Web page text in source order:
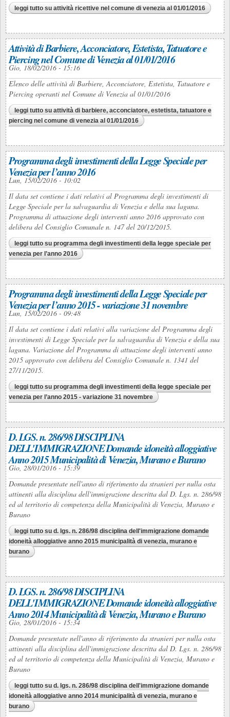
leggi tutto su attività ricettive nel comune di venezia al 01/01/2016
Attività di Barbiere, Acconciatore, Estetista, Tatuatore e
Piercing nel Comune di Venezia al 01/01/2016
Gio, 18/02/2016 - 15:16
Elenco delle attività di Barbiere, Acconciatore, Estetista, Tatuatore e
Piercing operanti nel Comune di Venezia al 01/01/2016
leggi tutto su attività di barbiere, acconciatore, estetista, tatuatore e
piercing nel comune di venezia al 01/01/2016
Programma degli investimenti della Legge Speciale per
Venezia per l’anno 2016
Lun, 15/02/2016 - 10:02
Il data set contiene i dati relativi al Programma degli investimenti di
Legge Speciale per la salvaguardia di Venezia e della sua laguna.
Programma di attuazione degli interventi anno 2016 approvato con
delibera del Consiglio Comunale n. 147 del 20/12/2015.
leggi tutto su programma degli investimenti della legge speciale per
venezia per l’anno 2016
Programma degli investimenti della Legge Speciale per
Venezia per l’anno 2015 - variazione 31 novembre
Lun, 15/02/2016 - 09:48
Il data set contiene i dati relativi alla variazione del Programma degli
investimenti di Legge Speciale per la salvaguardia di Venezia e della sua
laguna. Variazione del Programma di attuazione degli interventi anno
2015 approvato con delibera del Consiglio Comunale n. 1341 del
27/11/2015.
leggi tutto su programma degli investimenti della legge speciale per
venezia per l’anno 2015 - variazione 31 novembre
D. LGS. n. 286/98 DISCIPLINA
DELL'IMMIGRAZIONE Domande idoneità alloggiative
Anno 2015 Municipalità di Venezia, Murano e Burano
Gio, 28/01/2016 - 15:39
Domande presentate nell'anno di riferimento da stranieri per nulla osta
attinenti alla disciplina dell'immigrazione descritta dal D. Lgs. n. 286/98
ed al territorio di competenza della Municipalità di Venezia, Murano e
Burano
leggi tutto su d. lgs. n. 286/98 disciplina dell'immigrazione domande
idoneità alloggiative anno 2015 municipalità di venezia, murano e
burano
D. LGS. n. 286/98 DISCIPLINA
DELL'IMMIGRAZIONE Domande idoneità alloggiative
Anno 2014 Municipalità di Venezia, Murano e Burano
Gio, 28/01/2016 - 15:34
Domande presentate nell'anno di riferimento da stranieri per nulla osta
attinenti alla disciplina dell'immigrazione descritta dal D. Lgs. n. 286/98
ed al territorio di competenza della Municipalità di Venezia, Murano e
Burano
leggi tutto su d. lgs. n. 286/98 disciplina dell'immigrazione domande
idoneità alloggiative anno 2014 municipalità di venezia, murano e
burano